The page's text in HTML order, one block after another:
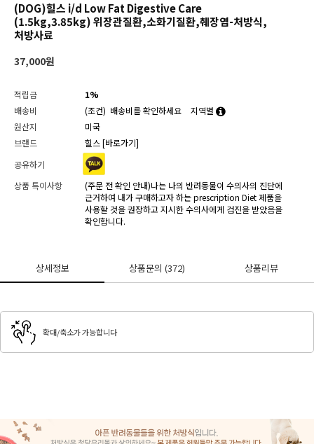
(DOG)힐스 i/d Low Fat Digestive Care
(1.5kg,3.85kg) 위장관질환,소화기질환,췌장염-처방식,
처방사료
37,000원
적립금
1%
배송비
(조건) 배송비를 확인하세요
지역별
원산지
미국
브랜드
힐스 [바로가기]
공유하기
상품 특이사항
(주문 전 확인 안내)나는 나의 반려동물이 수의사의 진단에
근거하여 내가 구매하고자 하는 prescription Diet 제품을
사용할 것을 권장하고 지시한 수의사에게 검진을 받았음을
확인합니다.
상세정보 상품문의 (372) 상품리뷰
확대/축소가 가능합니다